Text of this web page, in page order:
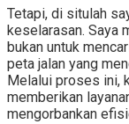
Tetapi, di situlah
keselarasan. Saya
bukan untuk
peta jalan yang
Melalui proses ini,
memberikan
mengorbankan